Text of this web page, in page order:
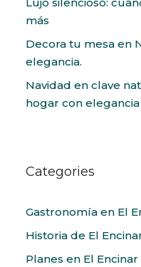
más
Decora tu mesa en
elegancia.
Navidad en clave
hogar con elegancia
Categories
Gastronomía en El
Historia de El
Planes en El